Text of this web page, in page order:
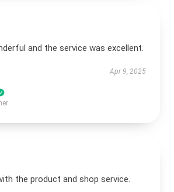
and the service was excellent.
Apr 9, 2025
the product and shop service.